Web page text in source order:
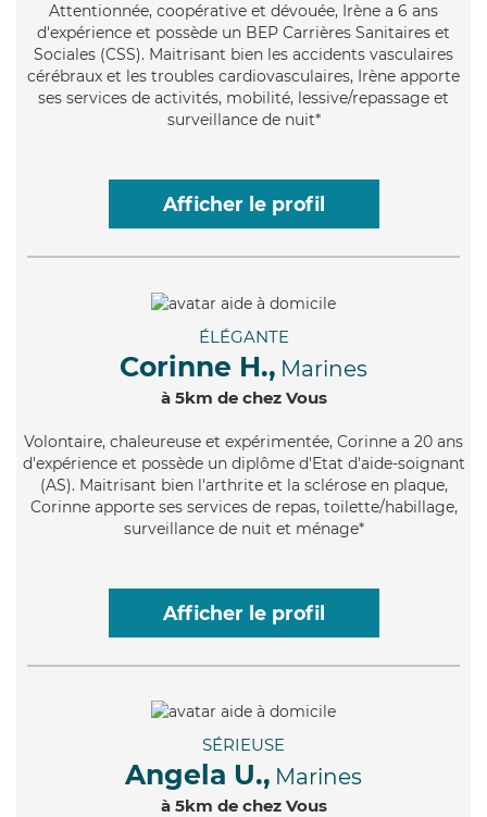
Attentionnée, coopérative et dévouée, Irène a 6 ans
d'expérience et possède un BEP Carrières Sanitaires et
Sociales (CSS). Maitrisant bien les accidents vasculaires
cérébraux et les troubles cardiovasculaires, Irène apporte
ses services de activités, mobilité, lessive/repassage et
surveillance de nuit*
Afficher le profil
ÉLÉGANTE
Corinne H., Marines
à 5km de chez Vous
Volontaire, chaleureuse et expérimentée, Corinne a 20 ans
d'expérience et possède un diplôme d'Etat d'aide-soignant
(AS). Maitrisant bien l'arthrite et la sclérose en plaque,
Corinne apporte ses services de repas, toilette/habillage,
surveillance de nuit et ménage*
Afficher le profil
SÉRIEUSE
Angela U., Marines
à 5km de chez Vous